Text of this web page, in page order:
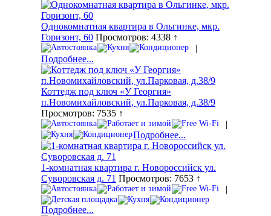
Однокомнатная квартира в Ольгинке, мкр.
Горизонт, 60 Просмотров: 4338 ↑
|
Подробнее...
Коттедж под ключ «У Георгия»
п.Новомихайловский, ул.Парковая, д.38/9
Просмотров: 7535 ↑
|
Подробнее...
1-комнатная квартира г. Новороссийск ул.
Суворовская д. 71 Просмотров: 7653 ↑
|
Подробнее...